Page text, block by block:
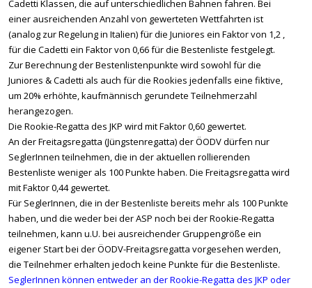
Cadetti Klassen, die auf unterschiedlichen Bahnen fahren. Bei
einer ausreichenden Anzahl von gewerteten Wettfahrten ist
(analog zur Regelung in Italien) für die Juniores ein Faktor von 1,2 ,
für die Cadetti ein Faktor von 0,66 für die Bestenliste festgelegt.
Zur Berechnung der Bestenlistenpunkte wird sowohl für die
Juniores & Cadetti als auch für die Rookies jedenfalls eine fiktive,
um 20% erhöhte, kaufmännisch gerundete Teilnehmerzahl
herangezogen.
Die Rookie-Regatta des JKP wird mit Faktor 0,60 gewertet.
An der Freitagsregatta (Jüngstenregatta) der ÖODV dürfen nur
SeglerInnen teilnehmen, die in der aktuellen rollierenden
Bestenliste weniger als 100 Punkte haben. Die Freitagsregatta wird
mit Faktor 0,44 gewertet.
Für SeglerInnen, die in der Bestenliste bereits mehr als 100 Punkte
haben, und die weder bei der ASP noch bei der Rookie-Regatta
teilnehmen, kann u.U. bei ausreichender Gruppengröße ein
eigener Start bei der ÖODV-Freitagsregatta vorgesehen werden,
die Teilnehmer erhalten jedoch keine Punkte für die Bestenliste.
SeglerInnen können entweder an der Rookie-Regatta des JKP oder